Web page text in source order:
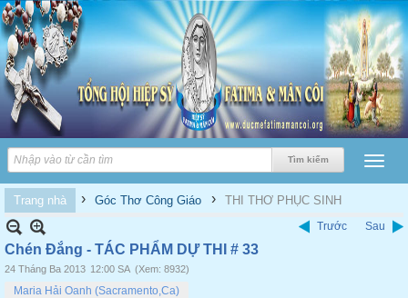
Trang nhà › Góc Thơ Công Giáo › THI THƠ PHỤC SINH
Trước Sau
Chén Đắng - TÁC PHẨM DỰ THI # 33
24 Tháng Ba 2013 12:00 SA (Xem: 8932)
Maria Hải Oanh (Sacramento,Ca)